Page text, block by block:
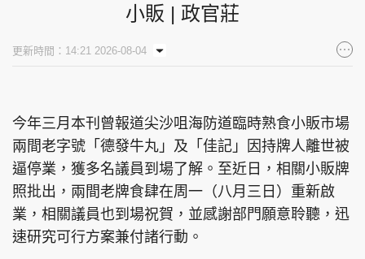
小販 | 政官莊
更新時間：14:21 2026-08-04
今年三月本刊曾報道尖沙咀海防道臨時熟食小販市場
兩間老字號「德發牛丸」及「佳記」因持牌人離世被
逼停業，獲多名議員到場了解。至近日，相關小販牌
照批出，兩間老牌食肆在周一（八月三日）重新啟
業，相關議員也到場祝賀，並感謝部門願意聆聽，迅
速研究可行方案兼付諸行動。